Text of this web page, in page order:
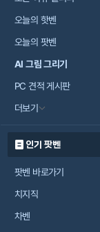
오늘의 핫벤
오늘의 팟벤
AI 그림 그리기
PC 견적 게시판
더보기
인기 팟벤
팟벤 바로가기
치지직
차벤